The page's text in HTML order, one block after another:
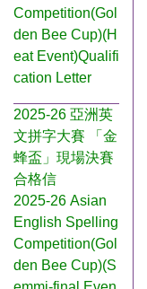
Competition(Gol
den Bee Cup)(H
eat Event)Qualifi
cation Letter
2025-26 亞洲英
文拼字大賽 「金
蜂盃」現場決賽
合格信
2025-26 Asian
English Spelling
Competition(Gol
den Bee Cup)(S